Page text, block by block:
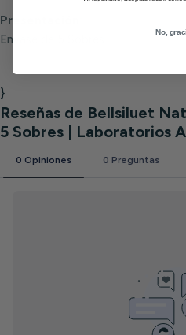
Presentación:
Envase de 5 Sobres.
}
No,